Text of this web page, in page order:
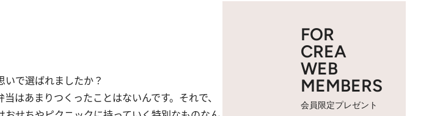
で選ばれましたか？
はあまりつくったことはないんです。それで、
FOR
CREA
WEB
MEMBERS
会員限定プレゼント